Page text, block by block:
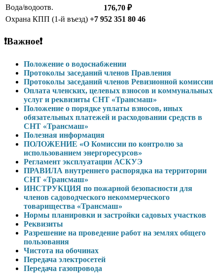
Вода/водоотв.
176,70 ₽
Охрана КПП (1-й въезд) +7 952 351 80 46
❗Важное❗
Положение о водоснабжении
Протоколы заседаний членов Правления
Протоколы заседаний членов Ревизионной комиссии
Оплата членских, целевых взносов и коммунальных
услуг и реквизиты СНТ «Трансмаш»
Положение о порядке уплаты взносов, иных
обязательных платежей и расходовании средств в
СНТ «Трансмаш»
Полезная информация
ПОЛОЖЕНИЕ «О Комиссии по контролю за
использованием энергоресурсов»
Регламент эксплуатации АСКУЭ
ПРАВИЛА внутреннего распорядка на территории
СНТ «Трансмаш»
ИНСТРУКЦИЯ по пожарной безопасности для
членов садоводческого некоммерческого
товарищества «Трансмаш»
Нормы планировки и застройки садовых участков
Реквизиты
Разрешение на проведение работ на землях общего
пользования
Чистота на обочинах
Передача электросетей
Передача газопровода